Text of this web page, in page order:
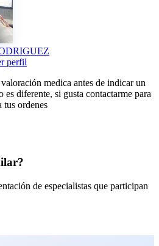
perfil
medica antes de indicar un
es diferente, si gusta contactarme para
tus ordenes
de especialistas que participan